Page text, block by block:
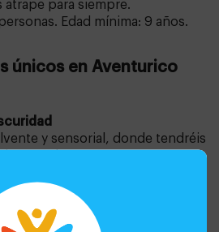
atrape para siempre.
Edad mínima: 9 años.
únicos en Aventurico
y sensorial, donde tendréis
completamente a oscuras,
túneles, trampas y retos
de 10 años.